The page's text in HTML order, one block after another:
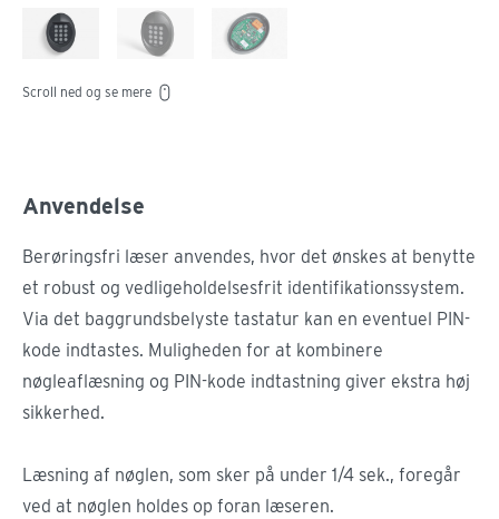
Scroll ned og se mere
Anvendelse
Berøringsfri læser anvendes, hvor det ønskes at benytte
et robust og vedligeholdelsesfrit identifikationssystem.
Via det baggrundsbelyste tastatur kan en eventuel PIN-
kode indtastes. Muligheden for at kombinere
nøgleaflæsning og PIN-kode indtastning giver ekstra høj
sikkerhed.
Læsning af nøglen, som sker på under 1/4 sek., foregår
ved at nøglen holdes op foran læseren.